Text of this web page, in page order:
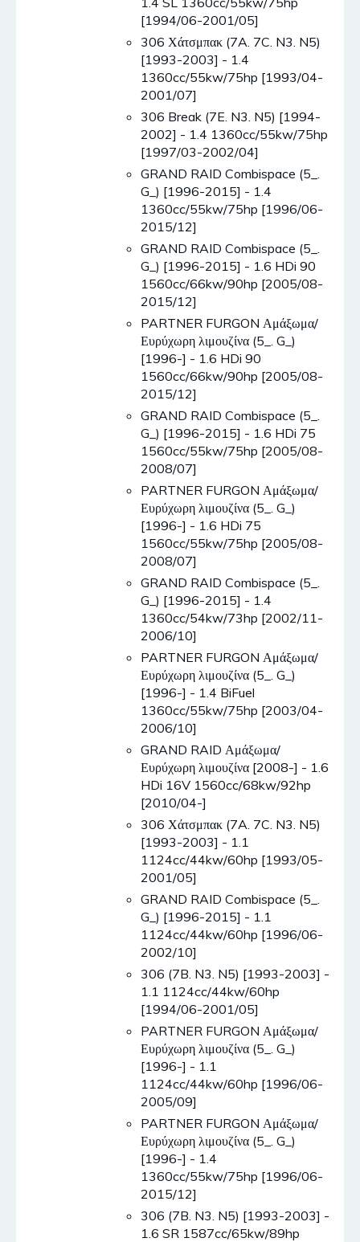
[1994/06-2001/05]
306 Χάτσμπακ (7A. 7C. N3. N5)
[1993-2003] - 1.4
1360cc/55kw/75hp [1993/04-
2001/07]
306 Break (7E. N3. N5) [1994-
2002] - 1.4 1360cc/55kw/75hp
[1997/03-2002/04]
GRAND RAID Combispace (5_.
G_) [1996-2015] - 1.4
1360cc/55kw/75hp [1996/06-
2015/12]
GRAND RAID Combispace (5_.
G_) [1996-2015] - 1.6 HDi 90
1560cc/66kw/90hp [2005/08-
2015/12]
PARTNER FURGON Αμάξωμα/
Ευρύχωρη λιμουζίνα (5_. G_)
[1996-] - 1.6 HDi 90
1560cc/66kw/90hp [2005/08-
2015/12]
GRAND RAID Combispace (5_.
G_) [1996-2015] - 1.6 HDi 75
1560cc/55kw/75hp [2005/08-
2008/07]
PARTNER FURGON Αμάξωμα/
Ευρύχωρη λιμουζίνα (5_. G_)
[1996-] - 1.6 HDi 75
1560cc/55kw/75hp [2005/08-
2008/07]
GRAND RAID Combispace (5_.
G_) [1996-2015] - 1.4
1360cc/54kw/73hp [2002/11-
2006/10]
PARTNER FURGON Αμάξωμα/
Ευρύχωρη λιμουζίνα (5_. G_)
[1996-] - 1.4 BiFuel
1360cc/55kw/75hp [2003/04-
2006/10]
GRAND RAID Αμάξωμα/
Ευρύχωρη λιμουζίνα [2008-] - 1.6
HDi 16V 1560cc/68kw/92hp
[2010/04-]
306 Χάτσμπακ (7A. 7C. N3. N5)
[1993-2003] - 1.1
1124cc/44kw/60hp [1993/05-
2001/05]
GRAND RAID Combispace (5_.
G_) [1996-2015] - 1.1
1124cc/44kw/60hp [1996/06-
2002/10]
306 (7B. N3. N5) [1993-2003] -
1.1 1124cc/44kw/60hp
[1994/06-2001/05]
PARTNER FURGON Αμάξωμα/
Ευρύχωρη λιμουζίνα (5_. G_)
[1996-] - 1.1
1124cc/44kw/60hp [1996/06-
2005/09]
PARTNER FURGON Αμάξωμα/
Ευρύχωρη λιμουζίνα (5_. G_)
[1996-] - 1.4
1360cc/55kw/75hp [1996/06-
2015/12]
306 (7B. N3. N5) [1993-2003] -
1.6 SR 1587cc/65kw/89hp